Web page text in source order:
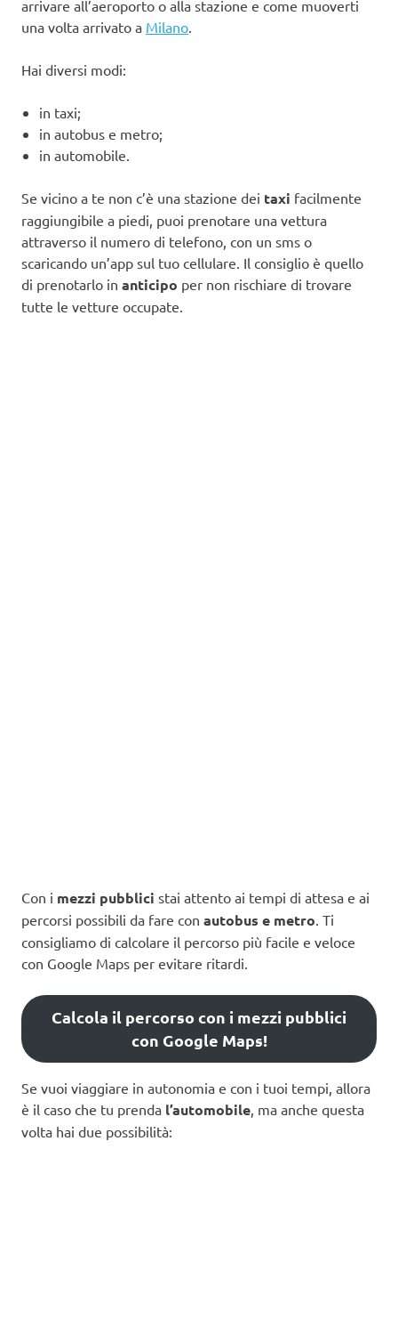
arrivare all’aeroporto o alla stazione e come muoverti
una volta arrivato a Milano.
Hai diversi modi:
in taxi;
in autobus e metro;
in automobile.
Se vicino a te non c’è una stazione dei taxi facilmente
raggiungibile a piedi, puoi prenotare una vettura
attraverso il numero di telefono, con un sms o
scaricando un’app sul tuo cellulare. Il consiglio è quello
di prenotarlo in anticipo per non rischiare di trovare
tutte le vetture occupate.
Con i mezzi pubblici stai attento ai tempi di attesa e ai
percorsi possibili da fare con autobus e metro. Ti
consigliamo di calcolare il percorso più facile e veloce
con Google Maps per evitare ritardi.
Calcola il percorso con i mezzi pubblici
con Google Maps!
Se vuoi viaggiare in autonomia e con i tuoi tempi, allora
è il caso che tu prenda l’automobile , ma anche questa
volta hai due possibilità: